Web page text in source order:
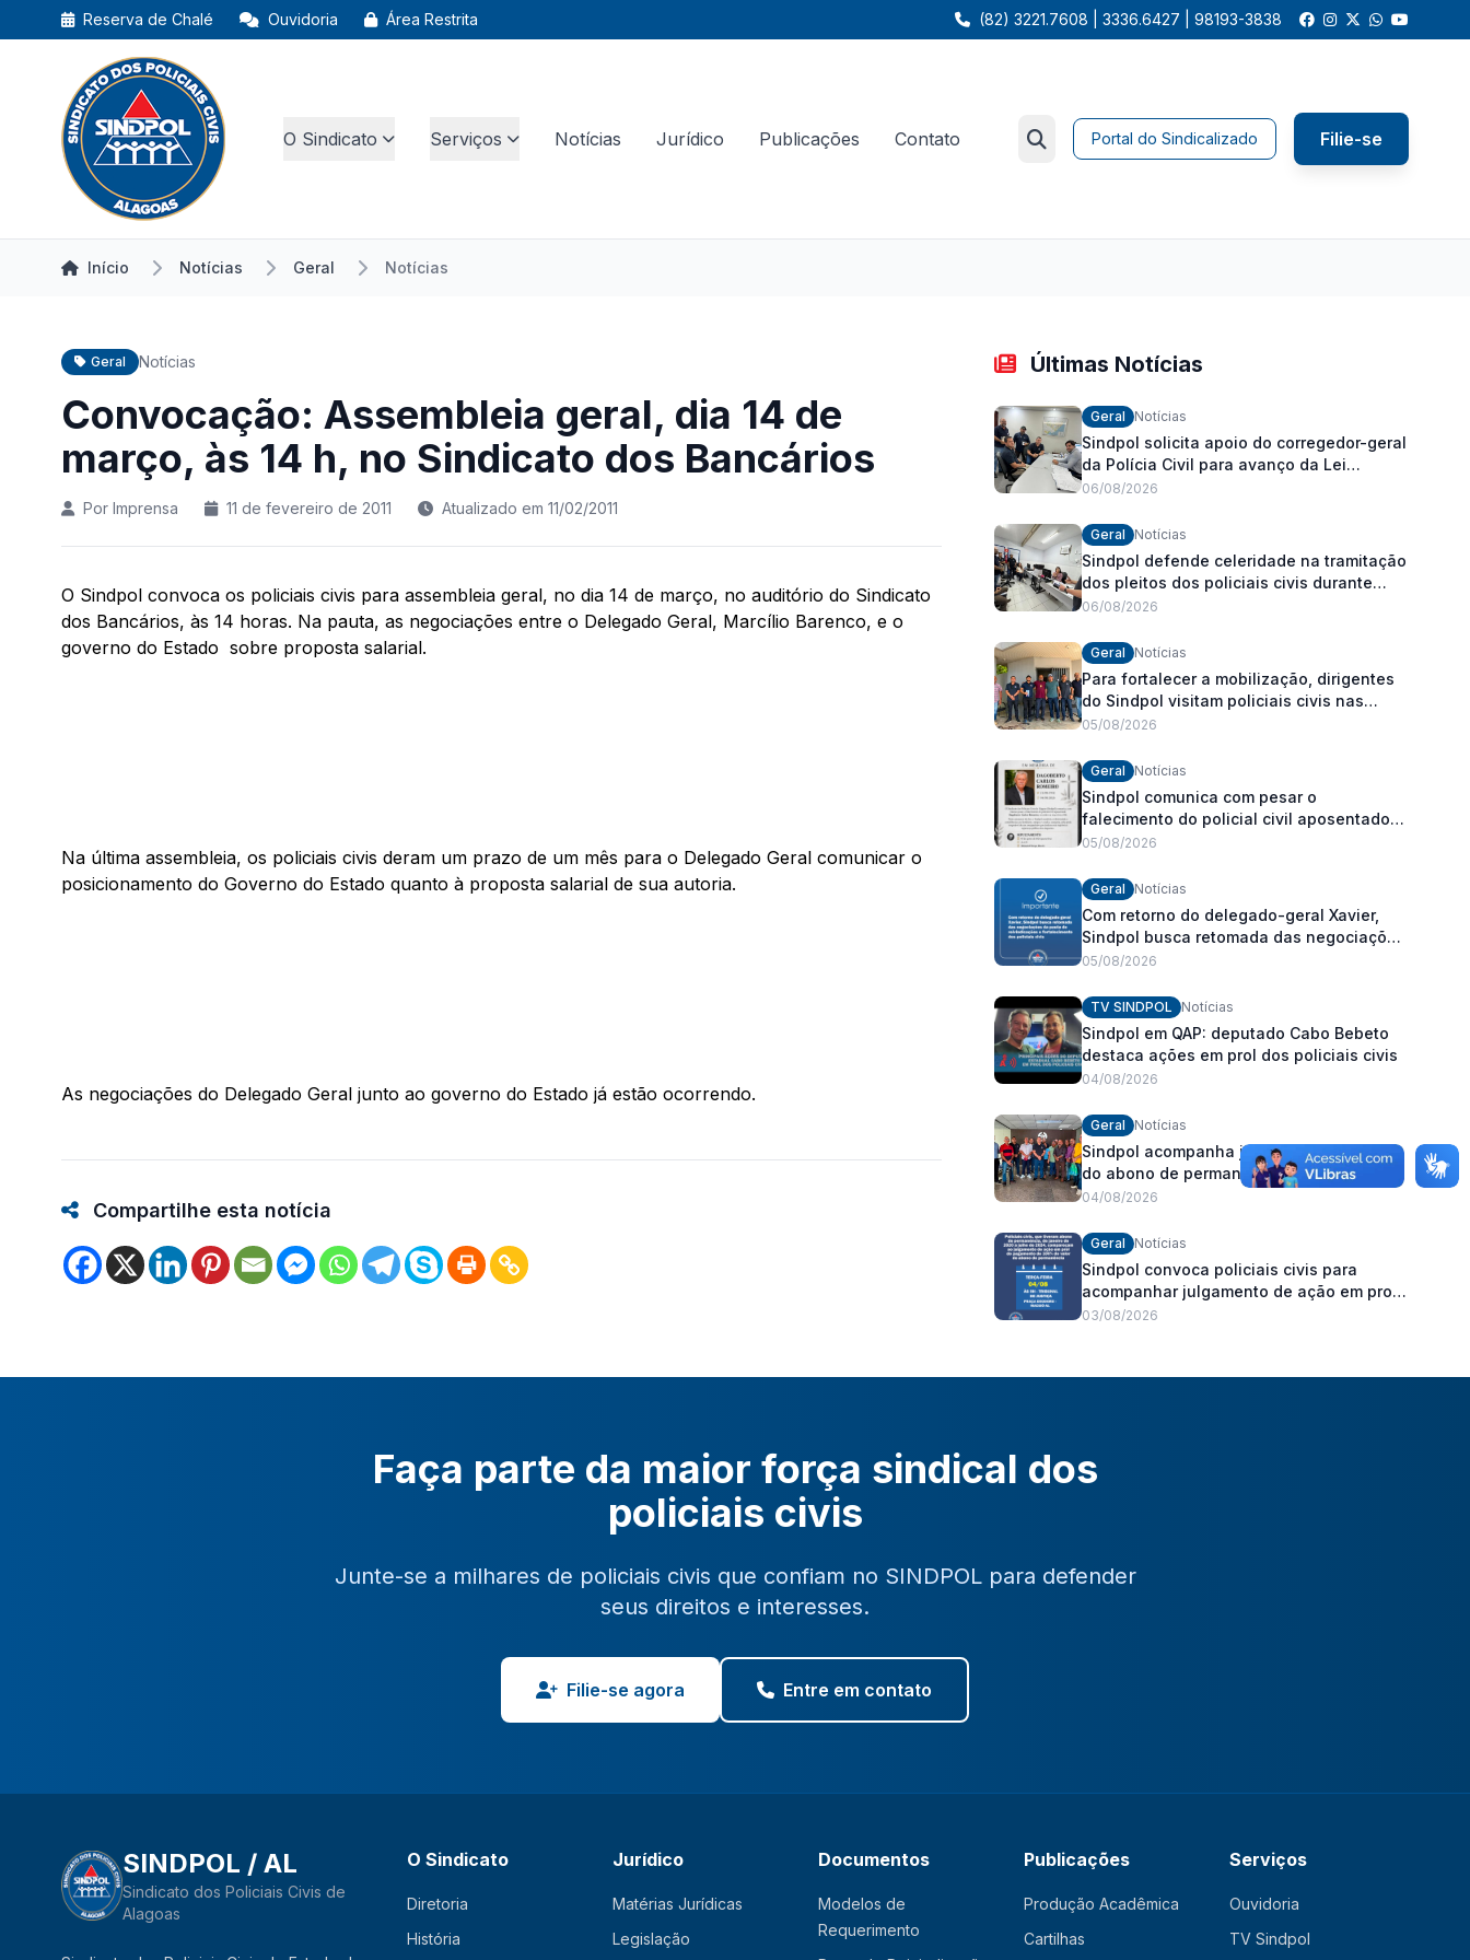
Reserva de Chalé Ouvidoria Área Restrita (82) 3221.7608 | 3336.6427 | 98193-3838
O Sindicato Serviços Notícias Jurídico Publicações Contato Portal do Sindicalizado Filie-se
Início Notícias Geral Notícias
Geral Notícias
Convocação: Assembleia geral, dia 14 de
março, às 14 h, no Sindicato dos Bancários
Por Imprensa 11 de fevereiro de 2011 Atualizado em 11/02/2011
O Sindpol convoca os policiais civis para assembleia geral, no dia 14 de março, no auditório do Sindicato
dos Bancários, às 14 horas. Na pauta, as negociações entre o Delegado Geral, Marcílio Barenco, e o
governo do Estado sobre proposta salarial.
Na última assembleia, os policiais civis deram um prazo de um mês para o Delegado Geral comunicar o
posicionamento do Governo do Estado quanto à proposta salarial de sua autoria.
As negociações do Delegado Geral junto ao governo do Estado já estão ocorrendo.
Compartilhe esta notícia
Últimas Notícias
Geral Notícias
Sindpol solicita apoio do corregedor-geral
da Polícia Civil para avanço da Lei
Orgânica Estadual
06/08/2026
Geral Notícias
Sindpol defende celeridade na tramitação
dos pleitos dos policiais civis durante
visita às delegacias
06/08/2026
Geral Notícias
Para fortalecer a mobilização, dirigentes
do Sindpol visitam policiais civis nas
delegacias
05/08/2026
Geral Notícias
Sindpol comunica com pesar o
falecimento do policial civil aposentado
Dagoberto Carlos Romeiro
05/08/2026
Geral Notícias
Com retorno do delegado-geral Xavier,
Sindpol busca retomada das negociações
da pauta de reivindicações e
05/08/2026
TV SINDPOL Notícias
Sindpol em QAP: deputado Cabo Bebeto
destaca ações em prol dos policiais civis
04/08/2026
Geral Notícias
Sindpol acompanha julgamento da ação
do abono de permanência no TJ/AL
04/08/2026
Geral Notícias
Sindpol convoca policiais civis para
acompanhar julgamento de ação em prol
do pagamento de 100% do abono de
03/08/2026
Faça parte da maior força sindical dos
policiais civis
Junte-se a milhares de policiais civis que confiam no SINDPOL para defender
seus direitos e interesses.
Filie-se agora Entre em contato
SINDPOL / AL
Sindicato dos Policiais Civis de
Alagoas
O Sindicato
Diretoria
História
Jurídico
Matérias Jurídicas
Legislação
Documentos
Modelos de
Requerimento
Publicações
Produção Acadêmica
Cartilhas
Serviços
Ouvidoria
TV Sindpol